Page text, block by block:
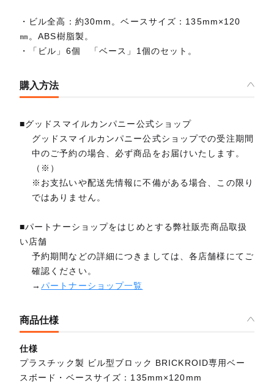
・ビル全高：約30mm。ベースサイズ：135mm×120
㎜。ABS樹脂製。
・「ビル」6個 「ベース」1個のセット。
購入方法
■グッドスマイルカンパニー公式ショップ
グッドスマイルカンパニー公式ショップでの受注期間
中のご予約の場合、必ず商品をお届けいたします。
（※）
※お支払いや配送先情報に不備がある場合、この限り
ではありません。
■パートナーショップをはじめとする弊社販売商品取扱
い店舗
予約期間などの詳細につきましては、各店舗様にてご
確認ください。
→パートナーショップ一覧
商品仕様
仕様
プラスチック製 ビル型ブロック BRICKROID専用ベー
スボード・ベースサイズ：135mm×120mm